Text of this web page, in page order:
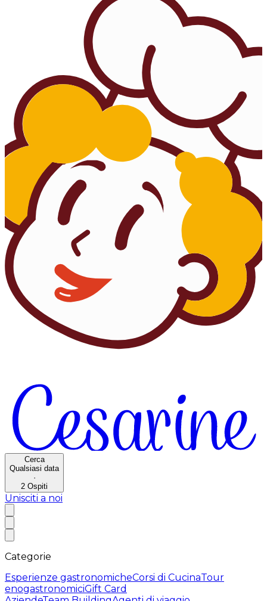
Cerca
Qualsiasi data
·
2 Ospiti
Unisciti a noi
Categorie
Esperienze gastronomicheCorsi di CucinaTour
enogastronomiciGift Card